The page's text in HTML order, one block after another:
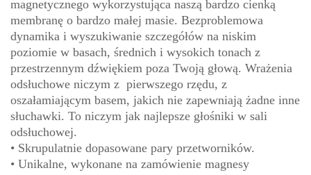
magnetycznego wykorzystująca naszą bardzo cienką
membranę o bardzo małej masie. Bezproblemowa
dynamika i wyszukiwanie szczegółów na niskim
poziomie w basach, średnich i wysokich tonach z
przestrzennym dźwiękiem poza Twoją głową. Wrażenia
odsłuchowe niczym z pierwszego rzędu, z
oszałamiającym basem, jakich nie zapewniają żadne inne
słuchawki. To niczym jak najlepsze głośniki w sali
odsłuchowej.
• Skrupulatnie dopasowane pary przetworników.
• Unikalne, wykonane na zamówienie magnesy